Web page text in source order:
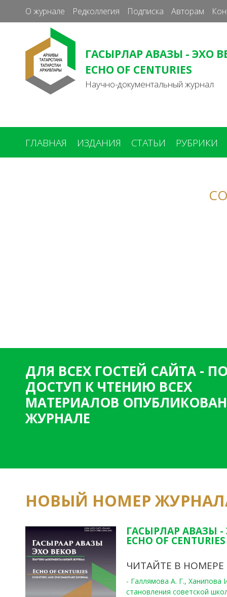
О журнале Редколлегия Подписка Авторам
ГАСЫРЛАР АВАЗЫ - ЭХО
ECHO OF CENTURIES
Научно-документальный журнал
ГЛАВНАЯ ИЗДАНИЯ СТАТЬИ РУБРИКИ
ДЛЯ ВСЕХ ГОСТЕЙ САЙТА -
ДОСТУП К ЧТЕНИЮ ВСЕХ
МАТЕРИАЛОВ
ЖУРНАЛЕ
НОВЫЙ НОМЕР
ГАСЫРЛАР АВАЗЫ -
ECHO OF
ЧИТАЙТЕ В НОМЕРЕ
- Галлямова А. Г.,
становления советской